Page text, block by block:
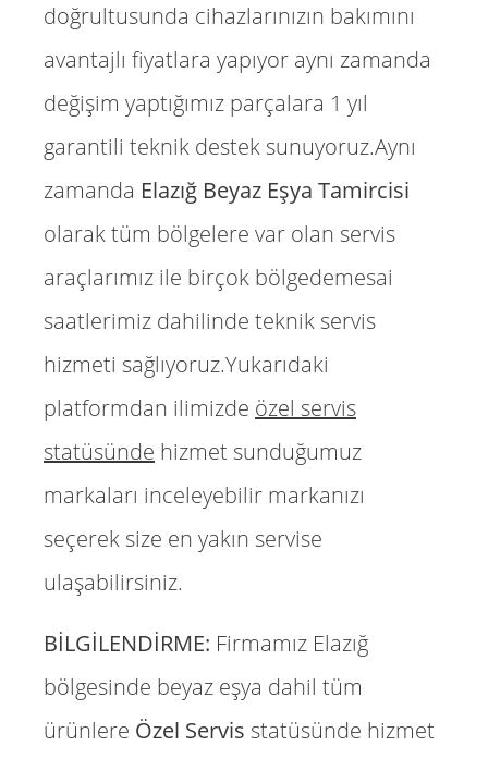
doğrultusunda cihazlarınızın bakımını
avantajlı fiyatlara yapıyor aynı zamanda
değişim yaptığımız parçalara 1 yıl
garantili teknik destek sunuyoruz.Aynı
zamanda Elazığ Beyaz Eşya Tamircisi
olarak tüm bölgelere var olan servis
araçlarımız ile birçok bölgedemesai
saatlerimiz dahilinde teknik servis
hizmeti sağlıyoruz.Yukarıdaki
platformdan ilimizde özel servis
statüsünde hizmet sunduğumuz
markaları inceleyebilir markanızı
seçerek size en yakın servise
ulaşabilirsiniz.
BİLGİLENDİRME: Firmamız Elazığ
bölgesinde beyaz eşya dahil tüm
ürünlere Özel Servis statüsünde hizmet